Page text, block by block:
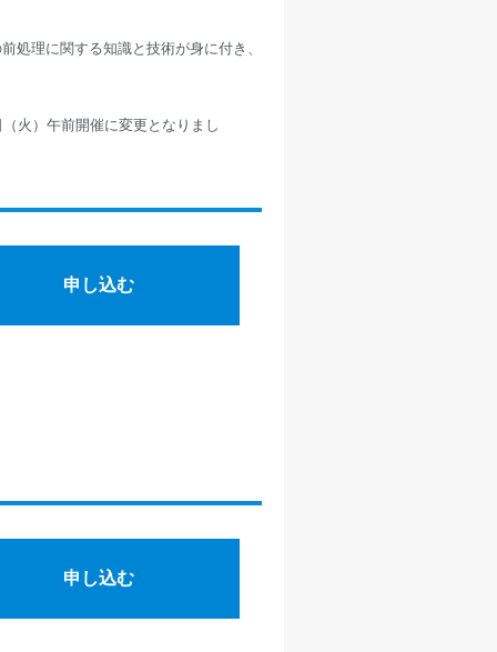
処理に関する知識と技術が身に付き、
）午前開催に変更となりまし
申し込む
申し込む